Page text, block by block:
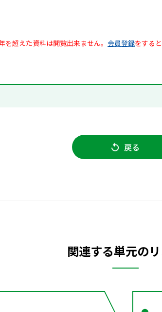
超えた資料は閲覧出来ません。 会員登録をする
戻る
関連する単元の